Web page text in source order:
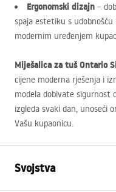
Ergonomski dizajn –
spaja estetiku s
modernim uređenjem
Miješalica za tuš Ontario
cijene moderna rješenja i
modela dobivate sigurnost
izgleda svaki dan, unoseći
Vašu kupaonicu.
Svojstva